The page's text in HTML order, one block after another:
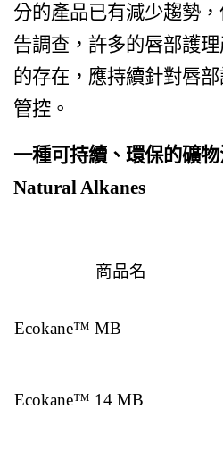
分的產品已有減少趨勢
告調查，許多的唇部護
的存在，應持續針對唇
管控。
一種可持續、環保的礦物
Natural Alkanes
商品名
Ecokane™ MB
Ecokane™ 14 MB